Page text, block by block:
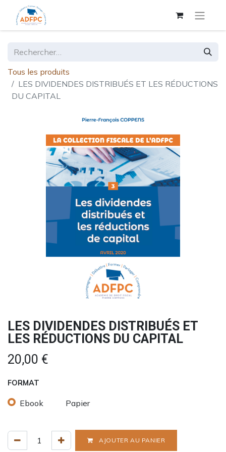
Tous les produits
LES DIVIDENDES DISTRIBUÉS ET LES RÉDUCTIONS
DU CAPITAL
LES DIVIDENDES DISTRIBUÉS ET
LES RÉDUCTIONS DU CAPITAL
20,00 €
FORMAT
Ebook Papier
AJOUTER AU PANIER